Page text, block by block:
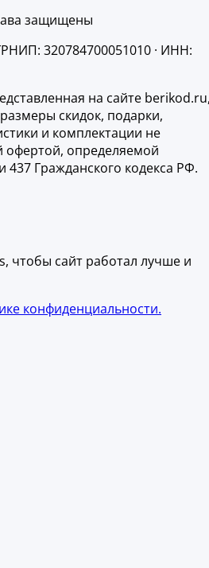
защищены
320784700051010 · ИНН:
на сайте
скидок, подарки,
и комплектации не
офертой, определяемой
Гражданского кодекса РФ.
чтобы сайт работал лучше и
конфиденциальности.